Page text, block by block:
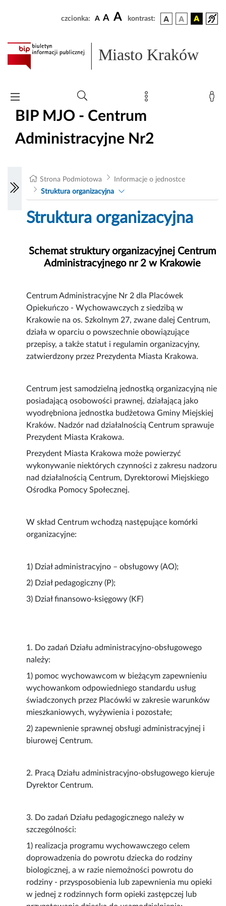
czcionka: A A A kontrast:
Miasto Kraków
BIP MJO - Centrum
Administracyjne Nr2
Strona Podmiotowa
Informacje o jednostce
Struktura organizacyjna
Struktura organizacyjna
Schemat struktury organizacyjnej Centrum
Administracyjnego nr 2 w Krakowie
Centrum Administracyjne Nr 2 dla Placówek
Opiekuńczo - Wychowawczych z siedzibą w
Krakowie na os. Szkolnym 27, zwane dalej Centrum,
działa w oparciu o powszechnie obowiązujące
przepisy, a także statut i regulamin organizacyjny,
zatwierdzony przez Prezydenta Miasta Krakowa.
Centrum jest samodzielną jednostką organizacyjną nie
posiadającą osobowości prawnej, działającą jako
wyodrębniona jednostka budżetowa Gminy Miejskiej
Kraków. Nadzór nad działalnością Centrum sprawuje
Prezydent Miasta Krakowa.
Prezydent Miasta Krakowa może powierzyć
wykonywanie niektórych czynności z zakresu nadzoru
nad działalnością Centrum, Dyrektorowi Miejskiego
Ośrodka Pomocy Społecznej.
W skład Centrum wchodzą następujące komórki
organizacyjne:
1) Dział administracyjno – obsługowy (AO);
2) Dział pedagogiczny (P);
3) Dział finansowo-księgowy (KF)
1. Do zadań Działu administracyjno-obsługowego
należy:
1) pomoc wychowawcom w bieżącym zapewnieniu
wychowankom odpowiedniego standardu usług
świadczonych przez Placówki w zakresie warunków
mieszkaniowych, wyżywienia i pozostałe;
2) zapewnienie sprawnej obsługi administracyjnej i
biurowej Centrum.
2. Pracą Działu administracyjno-obsługowego kieruje
Dyrektor Centrum.
3. Do zadań Działu pedagogicznego należy w
szczególności:
1) realizacja programu wychowawczego celem
doprowadzenia do powrotu dziecka do rodziny
biologicznej, a w razie niemożności powrotu do
rodziny - przysposobienia lub zapewnienia mu opieki
w jednej z rodzinnych form opieki zastępczej lub